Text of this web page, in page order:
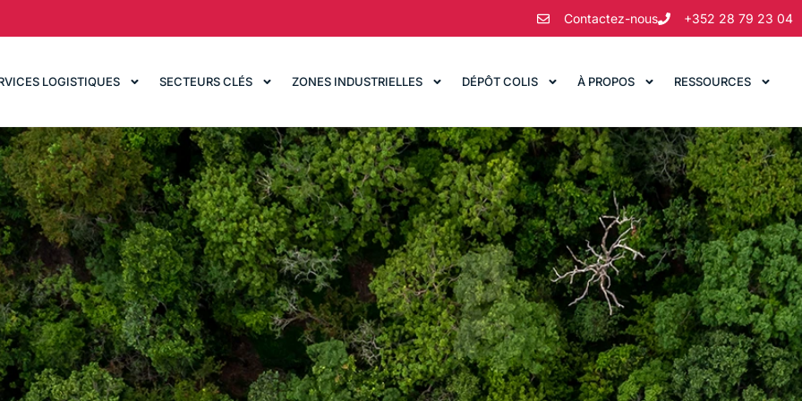
Contactez-nous +352 28 79 23 04
LOGISTIQUES SECTEURS CLÉS ZONES INDUSTRIELLES DÉPÔT COLIS À PROPOS RESSOURCES